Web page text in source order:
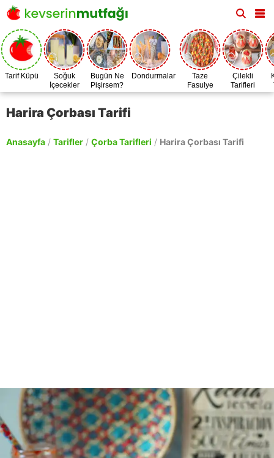
Tarif Küpü
Soğuk
İçecekler
Bugün Ne
Pişirsem?
Dondurmalar
Taze
Fasulye
Zamanı
Çilekli
Tarifleri
Harira Çorbası Tarifi
Anasayfa / Tarifler / Çorba Tarifleri / Harira Çorbası Tarifi